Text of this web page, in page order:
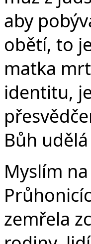
aby
obětí, to
matka
identitu,
Bůh
Myslím
zemřela